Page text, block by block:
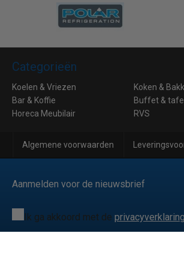
Categorieën
Koelen & Vriezen Koken &
Bar & Koffie
Buffet & tafel
Horeca Meubilair
RVS
Algemene voorwaarden
Aanmelden voor de nieuwsbrief
Ik ga akkoord met de privacyverklaring